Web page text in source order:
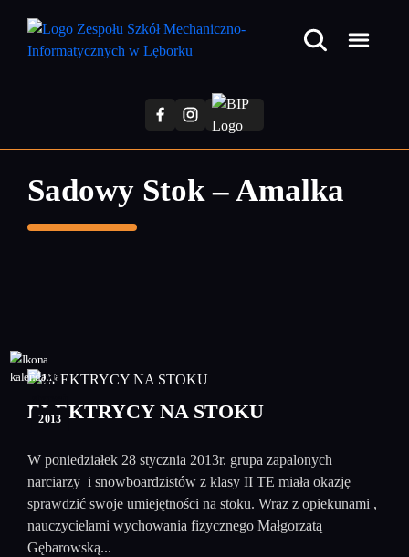
treści
Sadowy Stok – Amalka
29
2013
ELEKTRYCY NA STOKU
W poniedziałek 28 stycznia 2013r. grupa zapalonych
narciarzy i snowboardzistów z klasy II TE miała okazję
sprawdzić swoje umiejętności na stoku. Wraz z opiekunami ,
nauczycielami wychowania fizycznego Małgorzatą
Gębarowską...